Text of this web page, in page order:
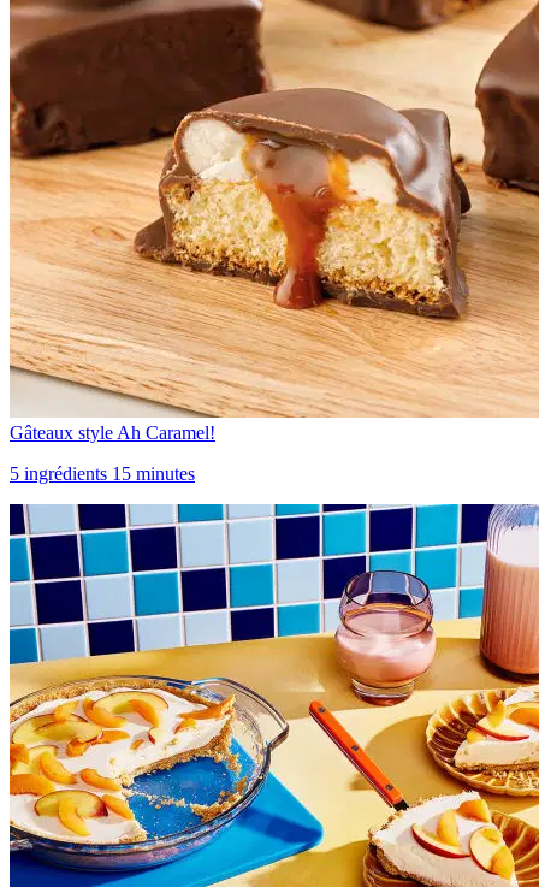
Gâteaux style Ah Caramel!
5 ingrédients 15 minutes